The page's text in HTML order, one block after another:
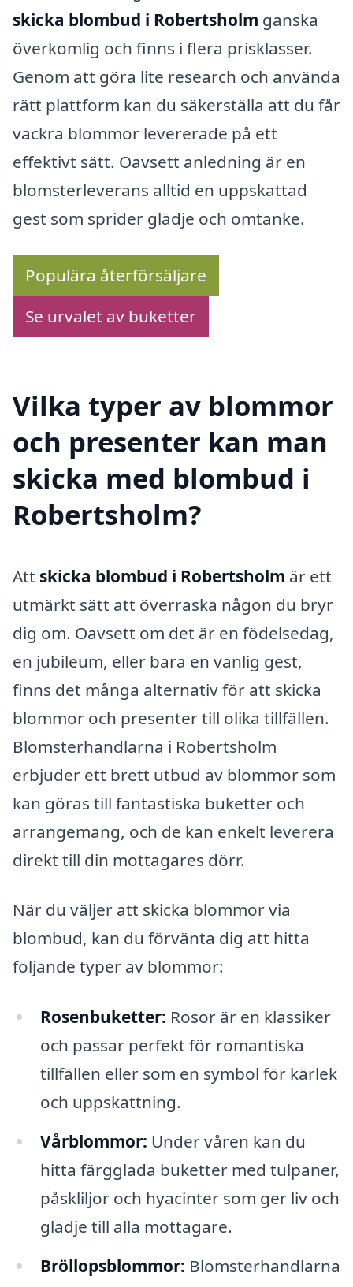
skicka blombud i Robertsholm ganska
överkomlig och finns i flera prisklasser.
Genom att göra lite research och använda
rätt plattform kan du säkerställa att du får
vackra blommor levererade på ett
effektivt sätt. Oavsett anledning är en
blomsterleverans alltid en uppskattad
gest som sprider glädje och omtanke.
Populära återförsäljare
Se urvalet av buketter
Vilka typer av blommor
och presenter kan man
skicka med blombud i
Robertsholm?
Att skicka blombud i Robertsholm är ett
utmärkt sätt att överraska någon du bryr
dig om. Oavsett om det är en födelsedag,
en jubileum, eller bara en vänlig gest,
finns det många alternativ för att skicka
blommor och presenter till olika tillfällen.
Blomsterhandlarna i Robertsholm
erbjuder ett brett utbud av blommor som
kan göras till fantastiska buketter och
arrangemang, och de kan enkelt leverera
direkt till din mottagares dörr.
När du väljer att skicka blommor via
blombud, kan du förvänta dig att hitta
följande typer av blommor:
Rosenbuketter: Rosor är en klassiker
och passar perfekt för romantiska
tillfällen eller som en symbol för kärlek
och uppskattning.
Vårblommor: Under våren kan du
hitta färgglada buketter med tulpaner,
påskliljor och hyacinter som ger liv och
glädje till alla mottagare.
Bröllopsblommor: Blomsterhandlarna